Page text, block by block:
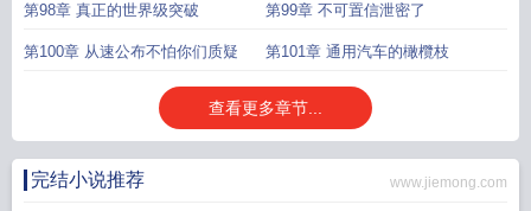
第98章 真正的世界级突破 第99章 不可置信泄密了
第100章 从速公布不怕你们质疑 第101章 通用汽车的橄欖枝
查看更多章节...
完结小说推荐 www.jiemong.com